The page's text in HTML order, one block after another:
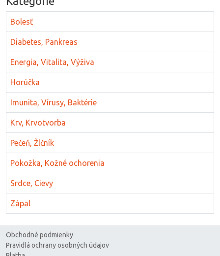
Bolesť
Diabetes, Pankreas
Energia, Vitalita, Výživa
Horúčka
Imunita, Vírusy, Baktérie
Krv, Krvotvorba
Pečeň, Žlčník
Pokožka, Kožné ochorenia
Srdce, Cievy
Zápal
Obchodné podmienky
Pravidlá ochrany osobných údajov